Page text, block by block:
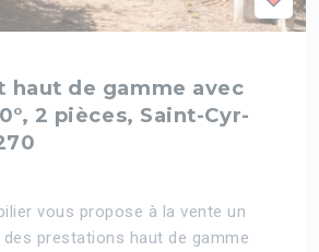
haut de gamme avec
2 pièces, Saint-Cyr-
vous propose à la vente un
prestations haut de gamme